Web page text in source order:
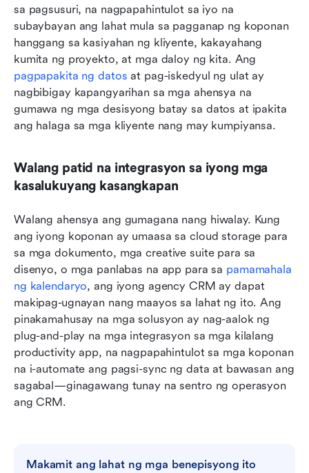
sa pagsusuri, na nagpapahintulot sa iyo na
subaybayan ang lahat mula sa pagganap ng koponan
hanggang sa kasiyahan ng kliyente, kakayahang
pagpapakita ng datos at pag-iskedyul ng ulat ay
nagbibigay kapangyarihan sa mga ahensya na
gumawa ng mga desisyong batay sa datos at ipakita
ang halaga sa mga kliyente nang may kumpiyansa.
Walang patid na integrasyon sa iyong mga
kasalukuyang kasangkapan
Walang ahensya ang gumagana nang hiwalay. Kung
ang iyong koponan ay umaasa sa cloud storage para
sa mga dokumento, mga creative suite para sa
disenyo, o mga panlabas na app para sa pamamahala
ng kalendaryo, ang iyong agency CRM ay dapat
makipag-ugnayan nang maayos sa lahat ng ito. Ang
pinakamahusay na mga solusyon ay nag-aalok ng
plug-and-play na mga integrasyon sa mga kilalang
productivity app, na nagpapahintulot sa mga koponan
na i-automate ang pagsi-sync ng data at bawasan ang
sagabal—ginagawang tunay na sentro ng operasyon
ang CRM.
Makamit ang lahat ng mga benepisyong ito